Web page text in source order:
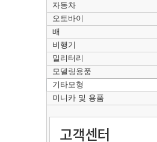
자동차
오토바이
배
비행기
밀리터리
모델링용품
기타모형
미니카 및 용품